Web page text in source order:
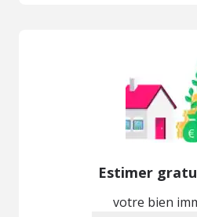
Estimer
votre bien